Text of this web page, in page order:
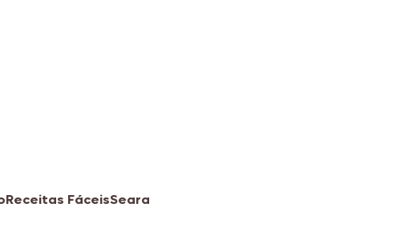
Receitas FáceisSeara